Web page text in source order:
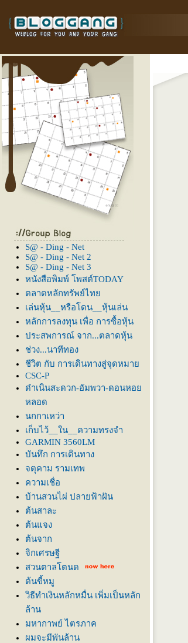
S@ - Ding - Net
S@ - Ding - Net 2
S@ - Ding - Net 3
หนังสือพิมพ์ โพสต์TODAY
ตลาดหลักทรัพย์ไท
เล่นหุ้น__หรือโดน__หุ้นเล่น
หลักการลงทุน เพื่อ การซื้อหุ้น
ประสพการณ์ จาก...ตลาดหุ้น
ช่วง...นาทีทอง
ชีวิต กับ การเดินทางสู่จุดหมา
CSC-P
ดำเนินสะดวก-อัมพวา-ดอนหอ
หลอด
นกกาเหว่า
เก็บไว้__ใน__ความทรงจำ
GARMIN 3560LM
บันทึก การเดินทาง
จตุคาม รามเทพ
ความเชื่อ
บ้านสวนไผ่ ปลายฟ้าฝัน
ต้นสาละ
ต้นแจง
ต้นจาก
จิกเศรษฐี
สวนตาลโตนด
ต้นขี้หมู
วิธีทำเงินหลักหมื่น เพิ่มเป็นหลัก
ล้าน
มหากาพย์ ไตรภาค
ผมจะมีพันล้าน